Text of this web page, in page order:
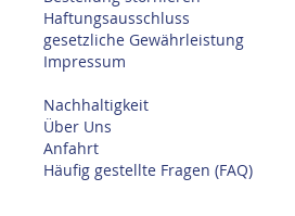
Haftungsausschluss
gesetzliche Gewährleistung
Impressum
Nachhaltigkeit
Über Uns
Anfahrt
Häufig gestellte Fragen (FAQ)